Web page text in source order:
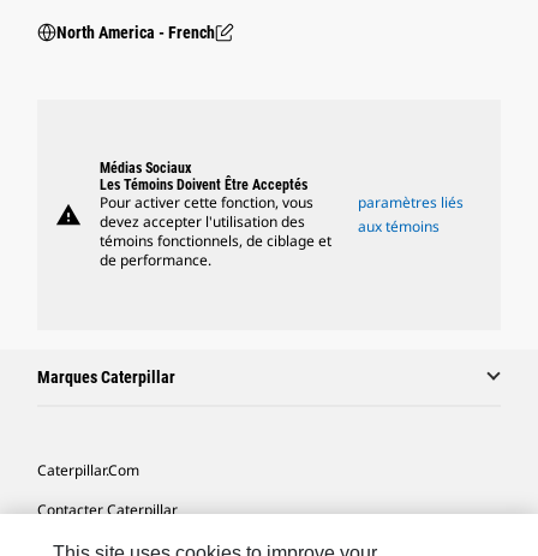
North America - French
warning
Médias Sociaux
Les Témoins Doivent Être Acceptés
Pour activer cette fonction, vous
devez accepter l'utilisation des
témoins fonctionnels, de ciblage et
de performance.
paramètres liés
aux témoins
Marques Caterpillar
Caterpillar.com
Contacter Caterpillar
Mes Préférences Marketing